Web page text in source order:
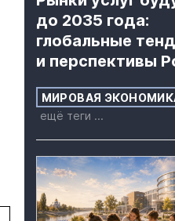
до 2035 года:
глобальные
и перспективы
МИРОВАЯ
ещё теги ...